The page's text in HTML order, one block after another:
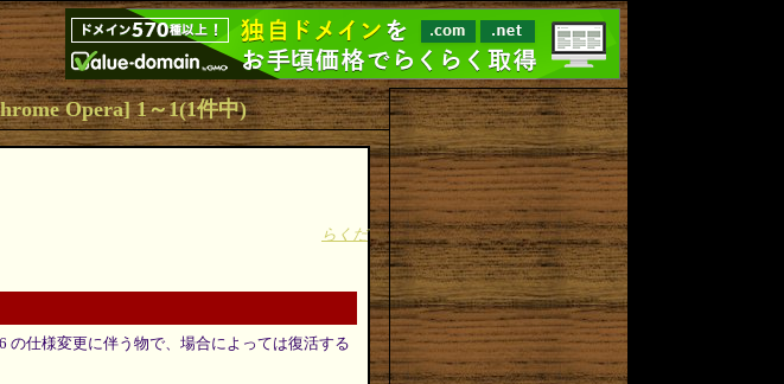
Opera] 1～1(1件中)
らくだ
の仕様変更に伴う物で、場合によっては復活する